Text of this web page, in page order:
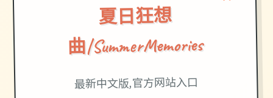
夏日狂想
曲|SummerMemories
最新中文版,官方网站入口